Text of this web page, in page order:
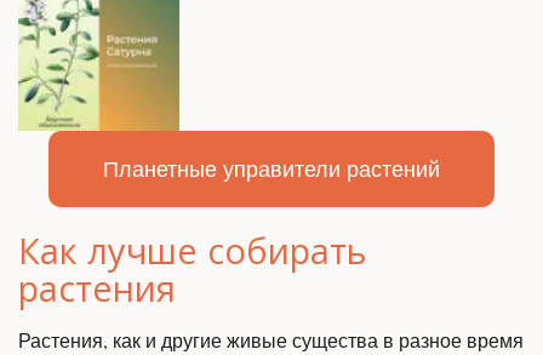
Планетные управители растений
Как лучше собирать
растения
Растения, как и другие живые существа в разное время